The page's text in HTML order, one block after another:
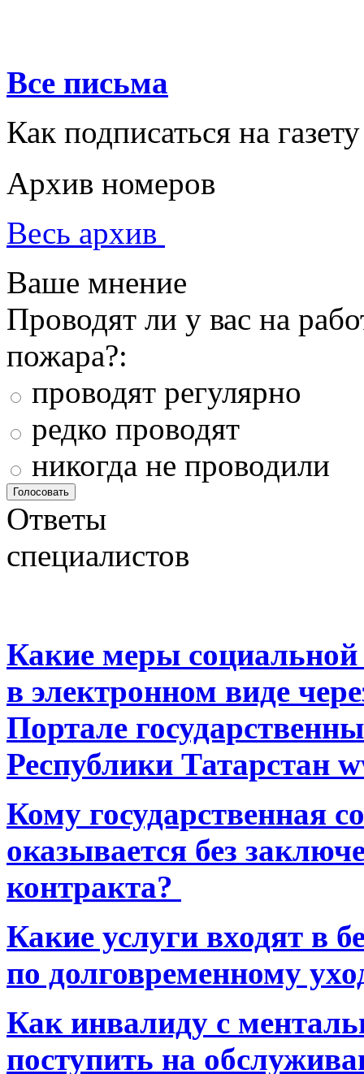
Все письма
Как подписаться на газету
Архив номеров
Весь архив
Ваше мнение
Проводят ли у вас на
пожара?:
проводят регулярно
редко проводят
никогда не проводили
Ответы
специалистов
Какие меры
в электронном виде
Портале
Республики Татарстан
Кому государственная
оказывается без
контракта?
Какие услуги входят в
по долговременному
Как инвалиду с
поступить на